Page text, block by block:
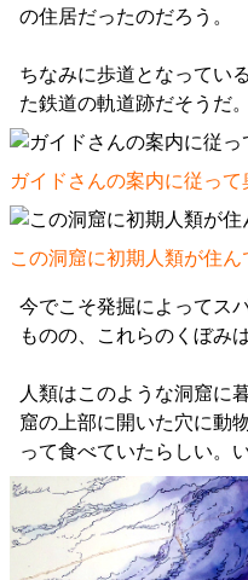
の住居だったのだろう。
ちなみに歩道となってい
た鉄道の軌道跡だそうだ。
ガイドさんの案内に従って
この洞窟に初期人類が住ん
今でこそ発掘によってス
ものの、これらのくぼみ
人類はこのような洞窟に
窟の上部に開いた穴に動
って食べていたらしい。